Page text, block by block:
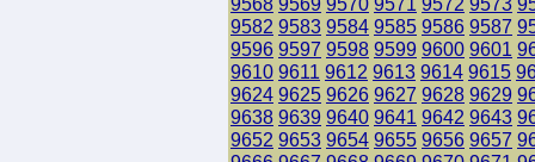
9582 9583 9584 9585 9586 9587
9596 9597 9598 9599 9600 9601
9610 9611 9612 9613 9614 9615
9624 9625 9626 9627 9628 9629
9638 9639 9640 9641 9642 9643
9652 9653 9654 9655 9656 9657